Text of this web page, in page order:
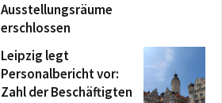
Ausstellungsräume
erschlossen
Leipzig legt
Personalbericht vor:
Zahl der Beschäftigten